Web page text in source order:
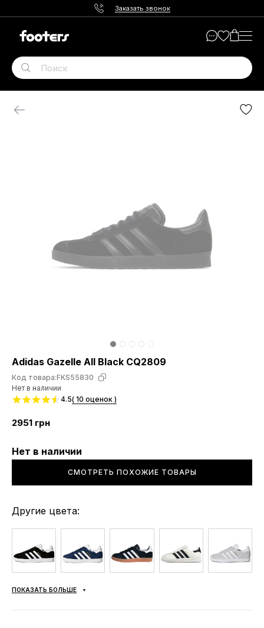
Заказать звонок
Adidas Gazelle All Black CQ2809
Код товара:FKS55830
Нет в наличии
4.5( 10 оценок )
2951 грн
Нет в наличии
СМОТРЕТЬ ПОХОЖИЕ ТОВАРЫ
Другие цвета:
ПОКАЗАТЬ БОЛЬШЕ